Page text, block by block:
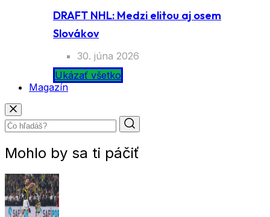
DRAFT NHL: Medzi elitou aj osem
Slovákov
30. júna 2026
Ukázať všetko
Magazín
Mohlo by sa ti páčiť